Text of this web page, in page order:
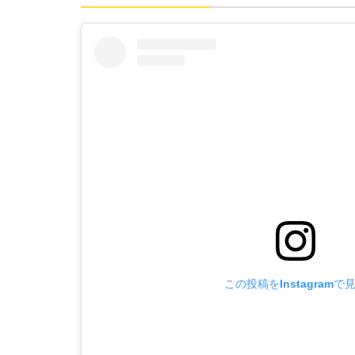
この投稿をInstagramで